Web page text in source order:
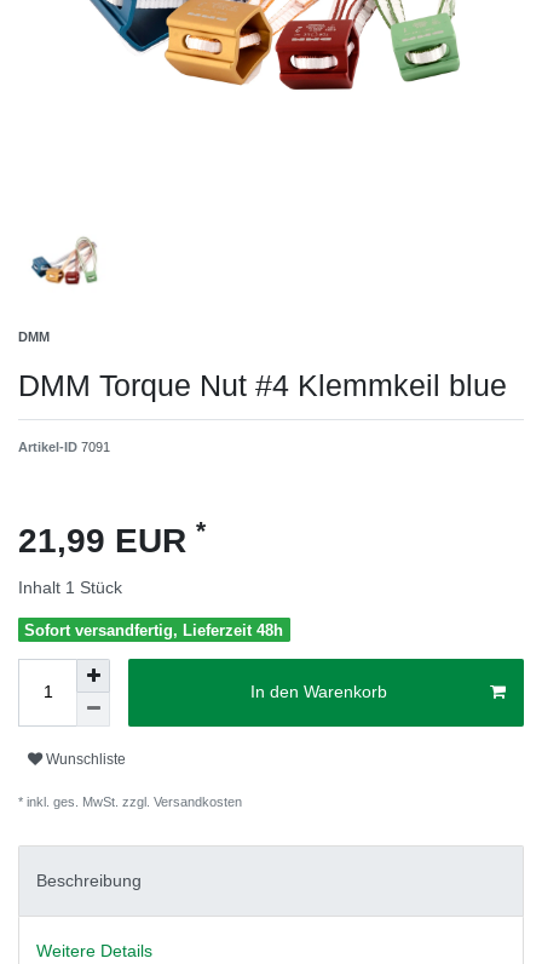
DMM
DMM Torque Nut #4 Klemmkeil blue
Artikel-ID 7091
21,99 EUR *
Inhalt 1 Stück
Sofort versandfertig, Lieferzeit 48h
In den Warenkorb
Wunschliste
* inkl. ges. MwSt. zzgl. Versandkosten
Beschreibung
Weitere Details